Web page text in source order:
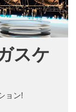
スケ
ョン!